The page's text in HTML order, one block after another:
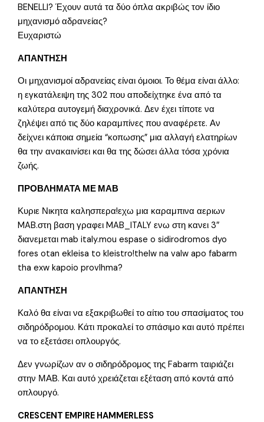
BENELLI? Έχουν αυτά τα δύο όπλα ακριβώς τον ίδιο
μηχανισμό αδρανείας?
Ευχαριστώ
ΑΠΑΝΤΗΣΗ
Οι μηχανισμοί αδρανείας είναι όμοιοι. Το θέμα είναι άλλο:
η εγκατάλειψη της 302 που αποδείχτηκε ένα από τα
καλύτερα αυτογεμή διαχρονικά. Δεν έχει τίποτε να
ζηλέψει από τις δύο καραμπίνες που αναφέρετε. Αν
δείχνει κάποια σημεία “κοπωσης” μια αλλαγή ελατηρίων
θα την ανακαινίσει και θα της δώσει άλλα τόσα χρόνια
ζωής.
ΠΡΟΒΛΗΜΑΤΑ ΜΕ ΜΑΒ
Κυριε Νικητα καλησπερα!εχω μια καραμπινα αεριων
MAB.στη βαση γραφει MAB_ITALY ενω στη κανει 3″
διανεμεται mab italy.mou espase o sidirodromos dyo
fores otan ekleisa to kleistro!thelw na valw apo fabarm
tha exw kapoio provlhma?
ΑΠΑΝΤΗΣΗ
Καλό θα είναι να εξακριβωθεί το αίτιο του σπασίματος του
σιδηρόδρομου. Κάτι προκαλεί το σπάσιμο και αυτό πρέπει
να το εξετάσει οπλουργός.
Δεν γνωρίζων αν ο σιδηρόδρομος της Fabarm ταιριάζει
στην ΜΑΒ. Και αυτό χρειάζεται εξέταση από κοντά από
οπλουργό.
CRESCENT EMPIRE HAMMERLESS